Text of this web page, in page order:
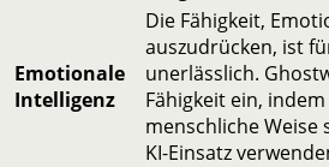
Emotionale
Intelligenz
Die Fähigkeit,
auszudrücken, ist
unerlässlich.
Fähigkeit ein,
menschliche Weise
KI-Einsatz